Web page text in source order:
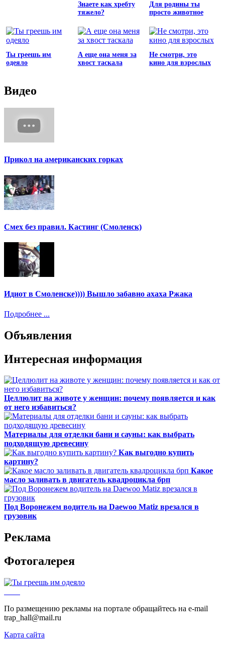
Знаете как хребту
тяжело?
Для родины ты
просто животное
Ты греешь им
одеяло
А еще она меня за
хвост таскала
Не смотри, это
кино для взрослых
Видео
Прикол на американских горках
Смех без правил. Кастинг (Смоленск)
Идиот в Смоленске)))) Вышло забавно ахаха Ржака
Подробнее ...
Объявления
Интересная информация
Целлюлит на животе у женщин: почему появляется и как
от него избавиться?
Материалы для отделки бани и сауны: как выбрать
подходящую древесину
Как выгодно купить
картину?
Какое
масло заливать в двигатель квадроцикла брп
Под Воронежем водитель на Daewoo Matiz врезался в
грузовик
Реклама
Фотогалерея
По размещению рекламы на портале обращайтесь на e-mail
trap_hall@mail.ru
Карта сайта